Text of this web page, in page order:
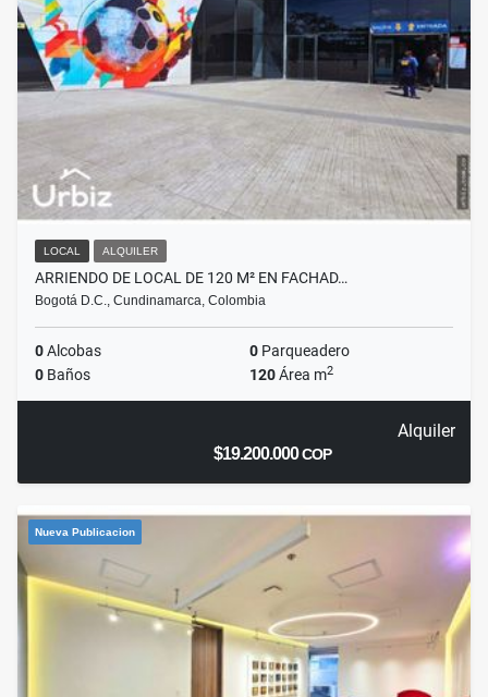
LOCAL ALQUILER
ARRIENDO DE LOCAL DE 120 M² EN FACHAD…
Bogotá D.C., Cundinamarca, Colombia
0Alcobas 0 Parqueadero
0 Baños 120Área m2
Alquiler
$19.200.000COP
Nueva Publicacion